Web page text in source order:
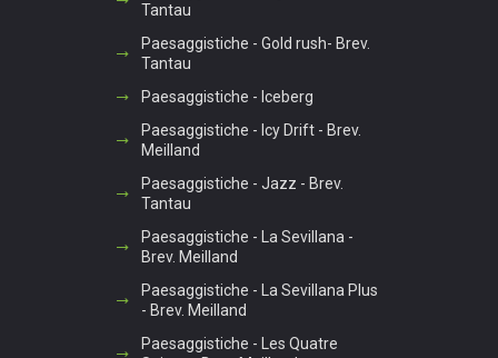
Tantau
Paesaggistiche - Gold rush- Brev.
Tantau
Paesaggistiche - Iceberg
Paesaggistiche - Icy Drift - Brev.
Meilland
Paesaggistiche - Jazz - Brev.
Tantau
Paesaggistiche - La Sevillana -
Brev. Meilland
Paesaggistiche - La Sevillana Plus
- Brev. Meilland
Paesaggistiche - Les Quatre